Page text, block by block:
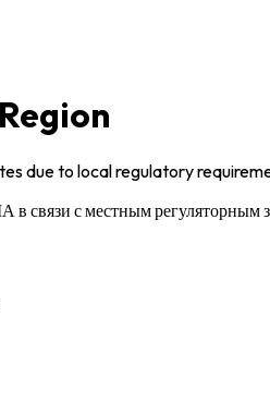
due to local regulatory
в связи с местным регуляторным